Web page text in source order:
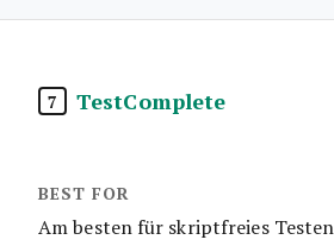
7 TestComplete
Am besten für skriptfreies Testen